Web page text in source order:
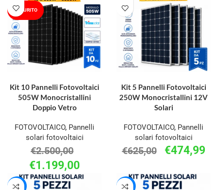
ESAURITO
Kit 10 Pannelli Fotovoltaici
505W Monocristallini
Doppio Vetro
FOTOVOLTAICO, Pannelli
solari fotovoltaici
€2.500,00
€1.199,00
Kit 5 Pannelli Fotovoltaici
250W Monocristallini 12V
Solari
FOTOVOLTAICO, Pannelli
solari fotovoltaici
€625,00 €474,99
-23% -33%